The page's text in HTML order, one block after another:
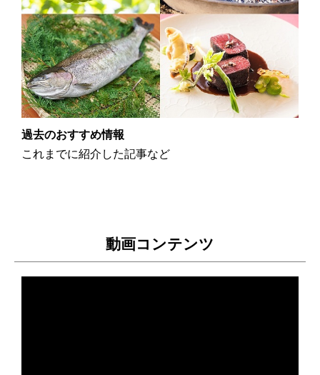
過去のおすすめ情報
これまでに紹介した記事など
動画コンテンツ